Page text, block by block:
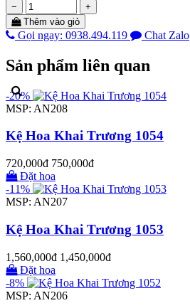
−
+
Thêm vào giỏ
Gọi ngay: 0938.494.119 Chat Zalo
Sản phẩm liên quan
-20%
MSP: AN208
Kệ Hoa Khai Trương 1054
720,000đ 750,000đ
Đặt hoa
-11%
MSP: AN207
Kệ Hoa Khai Trương 1053
1,560,000đ 1,450,000đ
Đặt hoa
-8%
MSP: AN206